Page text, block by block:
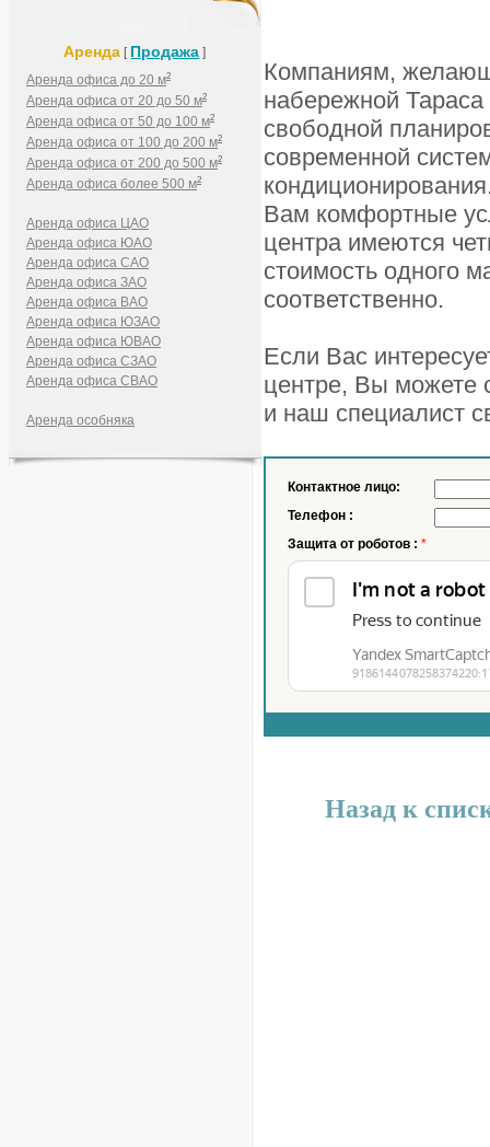
Аренда [ Продажа ]
Аренда офиса до 20 м2
Аренда офиса от 20 до 50 м2
Аренда офиса от 50 до 100 м2
Аренда офиса от 100 до 200 м2
Аренда офиса от 200 до 500 м2
Аренда офиса более 500 м2
Аренда офиса ЦАО
Аренда офиса ЮАО
Аренда офиса САО
Аренда офиса ЗАО
Аренда офиса ВАО
Аренда офиса ЮЗАО
Аренда офиса ЮВАО
Аренда офиса СЗАО
Аренда офиса СВАО
Аренда особняка
Компаниям,
набережной
свободной
современной
Вам комфортные
центра имеются
стоимость одного
соответственно.
Если Вас
центре, Вы можете
и наш специалист
Контактное лицо:
Телефон :
Защита от роботов : *
Назад к